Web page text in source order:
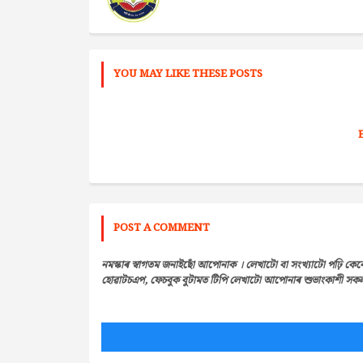
YOU MAY LIKE THESE POSTS
POST A COMMENT
নমস্কাৰ স্বাগতম জনাইছোঁ আপোনাক । লেখাটো বা সংখ্যাটো পঢ়ি
হোৱাটচএপ, ফেচবুক বুটামত টিপি লেখাটো আপোনাৰ শুভাংকাশী